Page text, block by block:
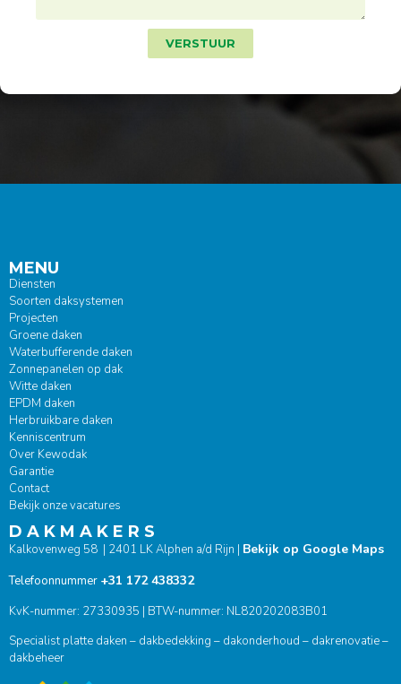
VERSTUUR
MENU
Diensten
Soorten daksystemen
Projecten
Groene daken
Waterbufferende daken
Zonnepanelen op dak
Witte daken
EPDM daken
Herbruikbare daken
Kenniscentrum
Over Kewodak
Garantie
Contact
Bekijk onze vacatures
D A K M A K E R S
Kalkovenweg 58 | 2401 LK Alphen a/d Rijn | Bekijk op Google Maps
Telefoonnummer +31 172 438332
KvK-nummer: 27330935 | BTW-nummer: NL820202083B01
Specialist platte daken – dakbedekking – dakonderhoud – dakrenovatie –
dakbeheer